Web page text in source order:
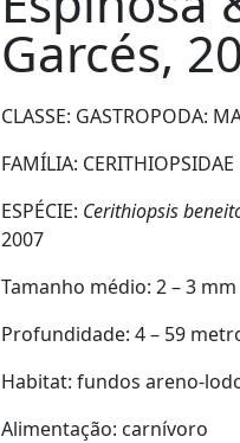
Garcés,
CLASSE: GASTROPODA:
FAMÍLIA: CERITHIOPSIDAE
ESPÉCIE: Cerithiopsis
2007
Tamanho médio: 2 – 3 mm
Profundidade: 4 – 59
Habitat: fundos areno-
Alimentação: carnívoro